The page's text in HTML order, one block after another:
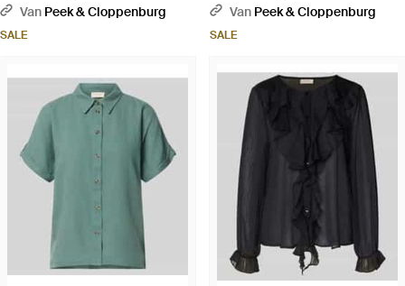
Van Peek & Cloppenburg
SALE
Van Peek & Cloppenburg
SALE